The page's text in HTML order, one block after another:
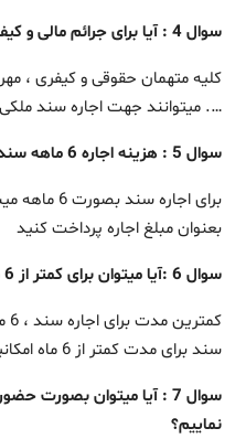
سوال 4 : آیا برای جرائم مالی و کیفری میتوان سند اجاره ای تهیه نمود؟
کلیه متهمان حقوقی و کیفری ،
…. میتوانند جهت اجاره سند
سوال 5 : هزینه اجاره 6 ماهه سند در شهر سنندج چقدر است؟
بعنوان مبلغ اجاره پرداخت کنید
سوال 6 :آیا میتوان برای کمتر از 6 ماه سند اجاره نمود؟
سند برای مدت کمتر از 6 ماه امکانپذیر نمیباشد.
سوال 7 : آیا میتوان بصورت
نماییم؟